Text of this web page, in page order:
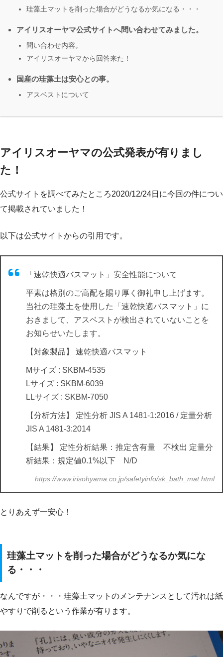
珪藻土マットを削った場合がどうなるか気になる・・・
アイリスオーヤマ公式サイトへ問い合わせてみました。
問い合わせ内容。
アイリスオーヤマから回答来た！
国産の珪藻土は安心との事。
アスベストについて
アイリスオーヤマの公式発表が有りまし
た！
公式サイトを調べてみたところ2020/12/24日に今回の件につい
て掲載されていました！
以下は公式サイトからの引用です。
「速乾快適バスマット」安全性能について
平素は格別のご高配を賜り厚く御礼申し上げます。
当社の珪藻土を使用した「速乾快適バスマット」に
おきまして、アスベストが検出されていないことを
お知らせいたします。
【対象製品】 速乾快適バスマット
Mサイズ : SKBM-4535
Lサイズ : SKBM-6039
LLサイズ : SKBM-7050
【分析方法】 定性分析 JIS A 1481-1:2016 / 定量分析
JIS A 1481-3:2014
【結果】 定性分析結果：推定含有量 不検出 定量分
析結果：規定値0.1%以下 N/D
https://www.irisohyama.co.jp/safetyinfo/sk_bath_mat.html
とりあえず一安心！
珪藻土マットを削った場合がどうなるか気にな
る・・・
なんですが・・・珪藻土マットのメンテナンスとして汚れは紙
やすりで削るという作業が有ります。